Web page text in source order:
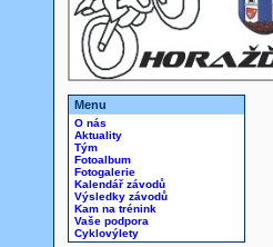
Menu
O nás
Aktuality
Tým
Fotoalbum
Fotogalerie
Kalendář závodů
Výsledky závodů
Kam na trénink
Vaše podpora
Cyklovýlety